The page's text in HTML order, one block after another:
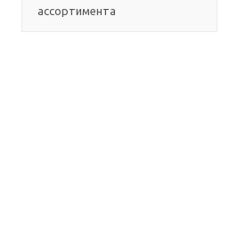
ассортимента